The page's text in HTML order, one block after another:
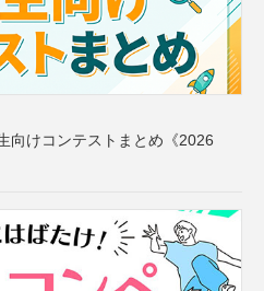
向けコンテストまとめ《2026